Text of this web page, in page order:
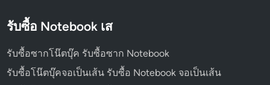
รับซื้อ Notebook เส
รับซื้อซากโน๊ตบุ๊ค รับซื้อซาก Notebook
รับซื้อโน๊ตบุ๊คจอเป็นเส้น รับซื้อ Notebook จอเป็นเส้น